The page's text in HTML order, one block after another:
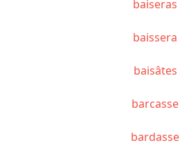
baiseras
baissera
baisâtes
barcasse
bardasse